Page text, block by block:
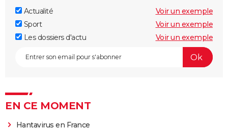
Actualité
Voir un exemple
Sport
Voir un exemple
Les dossiers d'actu
Voir un exemple
EN CE MOMENT
Hantavirus en France